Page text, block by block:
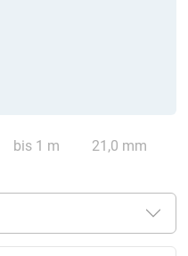
bis 1 m
21,0 mm